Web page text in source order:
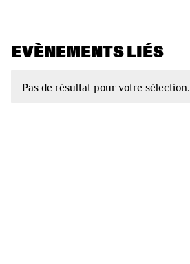
EVÈNEMENTS LIÉS
Pas de résultat pour votre sélection.